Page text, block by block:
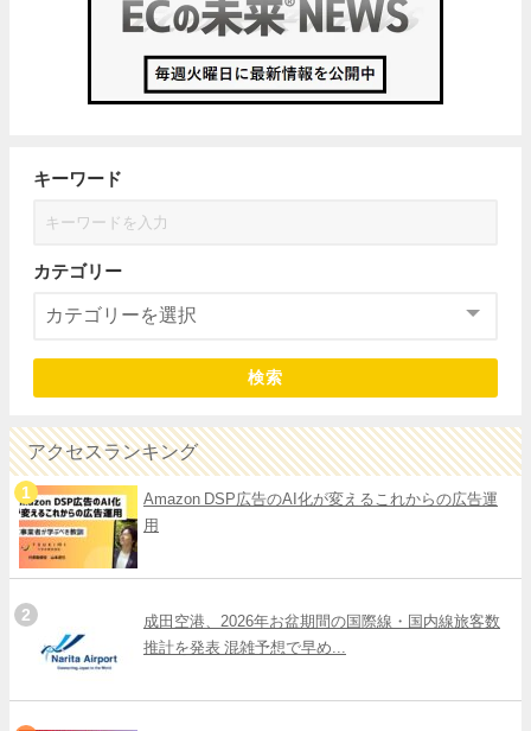
キーワード
カテゴリー
検索
アクセスランキング
Amazon DSP広告のAI化が変えるこれからの広告運
用
成田空港、2026年お盆期間の国際線・国内線旅客数
推計を発表 混雑予想で早め...